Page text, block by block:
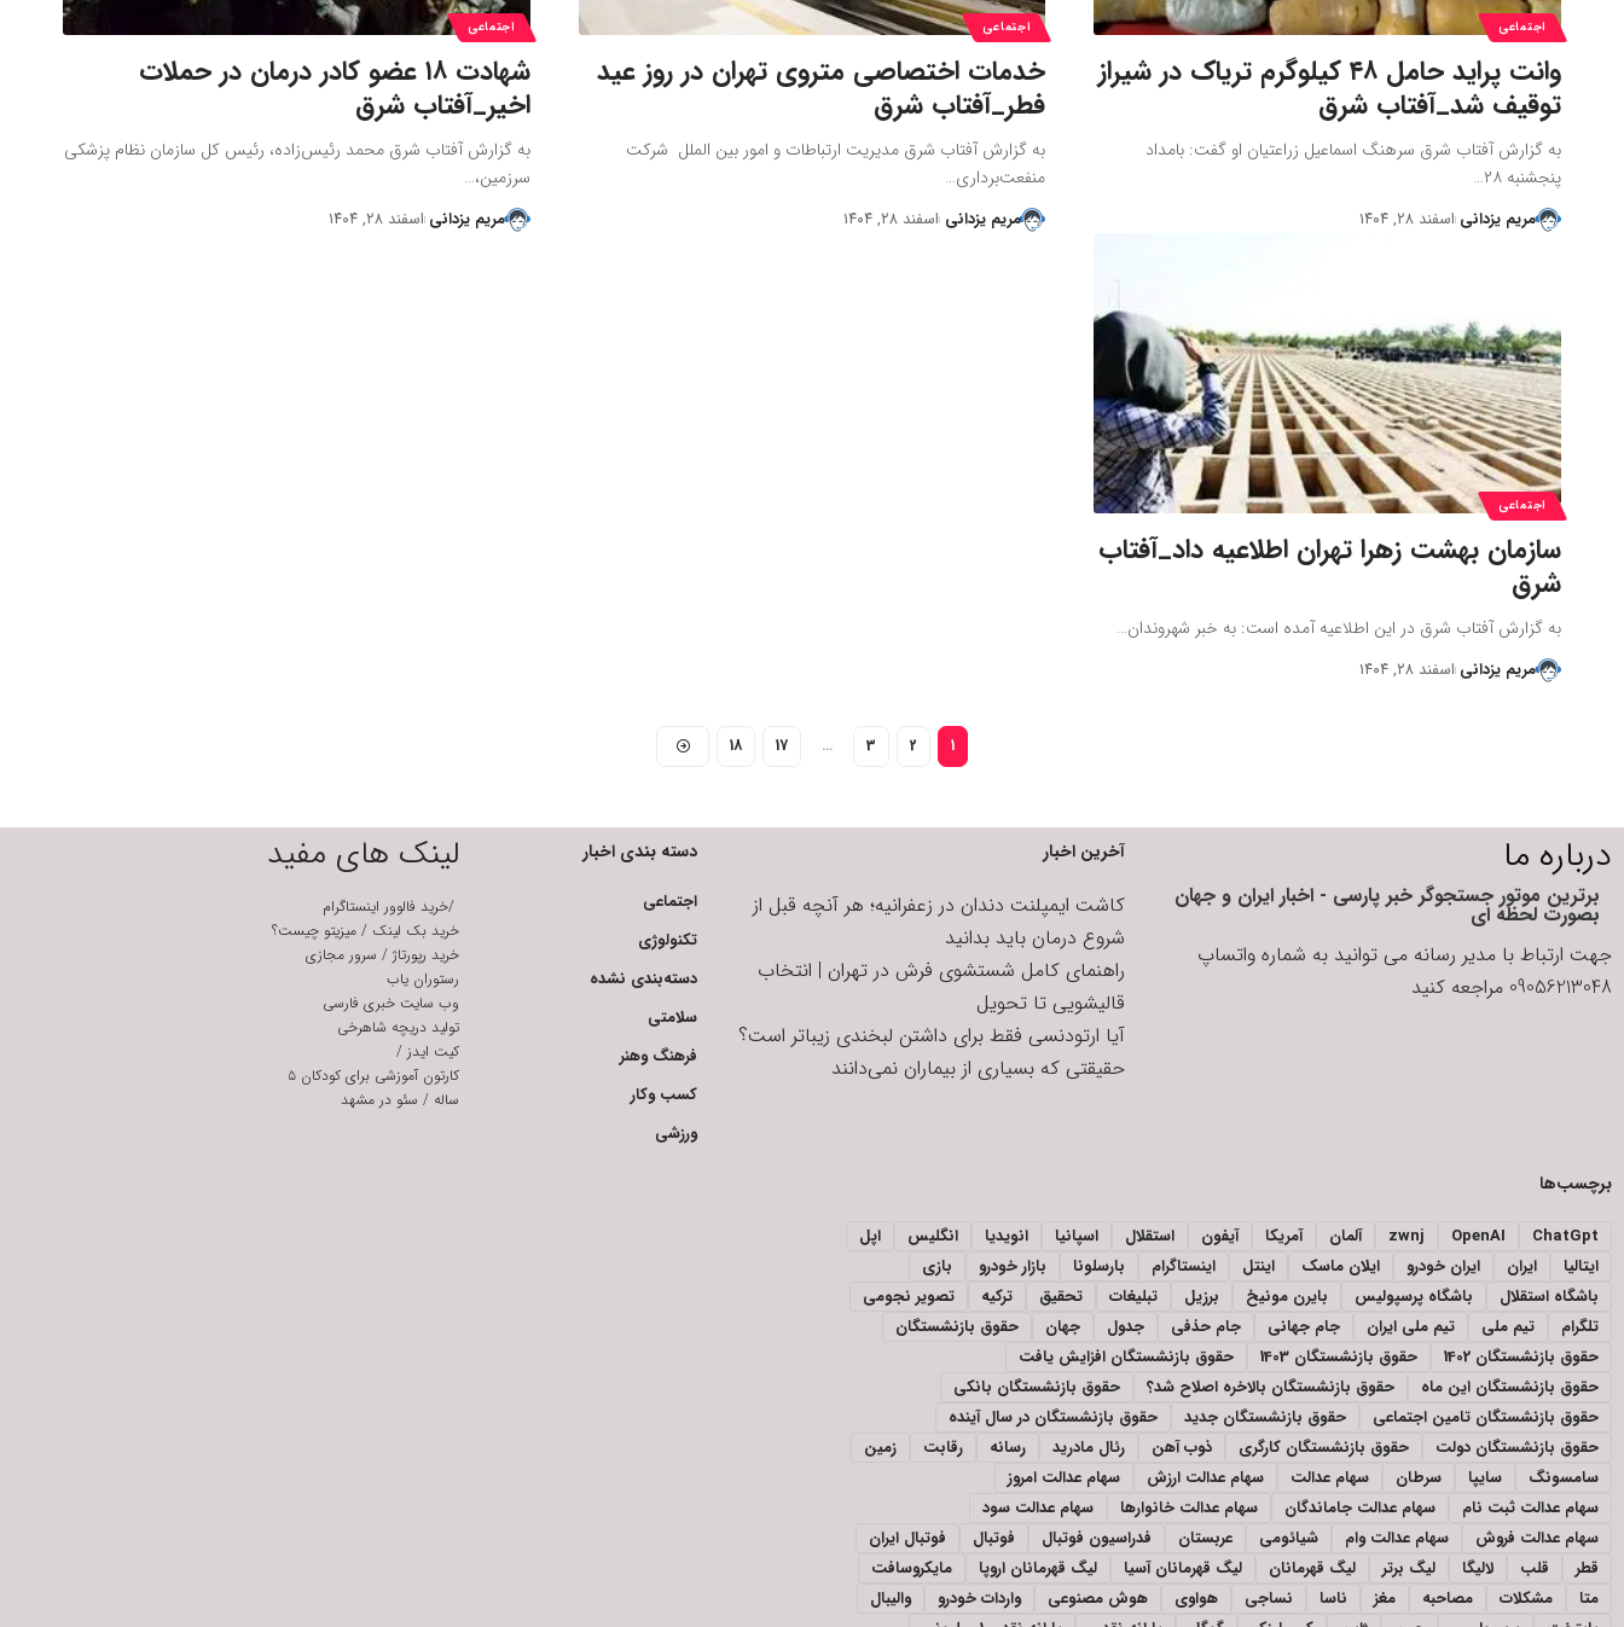
اجتماعی
وانت پراید حامل ۴۸ کیلوگرم تریاک در شیراز
توقیف شد_آفتاب شرق
به گزارش آفتاب شرق سرهنگ اسماعیل زراعتیان او گفت: بامداد
پنجشنبه ۲۸…
مریم یزدانی اسفند ۲۸, ۱۴۰۴
اجتماعی
خدمات اختصاصی متروی تهران در روز عید
فطر_آفتاب شرق
به گزارش آفتاب شرق مدیریت ارتباطات و امور بین الملل شرکت
منفعت‌برداری…
مریم یزدانی اسفند ۲۸, ۱۴۰۴
اجتماعی
شهادت ۱۸ عضو کادر درمان در حملات
اخیر_آفتاب شرق
به گزارش آفتاب شرق محمد رئیس‌زاده، رئیس کل سازمان نظام پزشکی
سرزمین،…
مریم یزدانی اسفند ۲۸, ۱۴۰۴
اجتماعی
سازمان بهشت زهرا تهران اطلاعیه داد_آفتاب
شرق
به گزارش آفتاب شرق در این اطلاعیه آمده است: به خبر شهروندان…
مریم یزدانی اسفند ۲۸, ۱۴۰۴
1
2
3
…
17
18
درباره ما
برترین موتور جستجوگر خبر پارسی - اخبار ایران و جهان
بصورت لحظه ای
جهت ارتباط با مدیر رسانه می توانید به شماره واتساپ
09056213048 مراجعه کنید
آخرین اخبار
کاشت ایمپلنت دندان در زعفرانیه؛ هر آنچه قبل از
شروع درمان باید بدانید
راهنمای کامل شستشوی فرش در تهران | انتخاب
قالیشویی تا تحویل
آیا ارتودنسی فقط برای داشتن لبخندی زیباتر است؟
حقیقتی که بسیاری از بیماران نمی‌دانند
دسته بندی اخبار
اجتماعی
تکنولوژی
دسته‌بندی نشده
سلامتی
فرهنگ وهنر
کسب وکار
ورزشی
لینک های مفید
/خرید فالوور اینستاگرام
خرید بک لینک / میزیتو چیست؟
خرید رپورتاژ/ سرور مجازی
رستوران یاب
وب سایت خبری فارسی
تولید دریچه شاهرخی
کیت ایدز /
کارتون آموزشی برای کودکان ۵
ساله / سئو در مشهد
برچسب‌ها
ChatGpt
OpenAI
zwnj آلمان آمریکا آیفون استقلال اسپانیا انویدیا انگلیس
اپل
ایتالیا
ایران ایران خودرو ایلان ماسک اینتل اینستاگرام بارسلونا بازار خودرو
بازی
باشگاه استقلال
باشگاه پرسپولیس بایرن مونیخ برزیل تبلیغات تحقیق ترکیه
تصویر نجومی
تلگرام
تیم ملی تیم ملی ایران جام جهانی جام حذفی جدول جهان
حقوق بازنشستگان
حقوق بازنشستگان 1402
حقوق بازنشستگان 1403
حقوق بازنشستگان افزایش یافت
حقوق بازنشستگان این ماه
حقوق بازنشستگان بالاخره اصلاح شد؟
حقوق بازنشستگان بانکی
حقوق بازنشستگان تامین اجتماعی
حقوق بازنشستگان جدید
حقوق بازنشستگان در سال آینده
حقوق بازنشستگان دولت
حقوق بازنشستگان کارگری ذوب آهن رئال مادرید رسانه رقابت
زمین
سامسونگ
سایپا سرطان سهام عدالت سهام عدالت ارزش
سهام عدالت امروز
سهام عدالت ثبت نام
سهام عدالت جاماندگان سهام عدالت خانوارها
سهام عدالت سود
سهام عدالت فروش
سهام عدالت وام شیائومی عربستان فدراسیون فوتبال فوتبال
فوتبال ایران
قطر
قلب لالیگا لیگ برتر لیگ قهرمانان لیگ قهرمانان آسیا لیگ قهرمانان اروپا
مایکروسافت
متا
مشکلات مصاحبه مغز ناسا نساجی هواوی هوش مصنوعی واردات خودرو
والیبال